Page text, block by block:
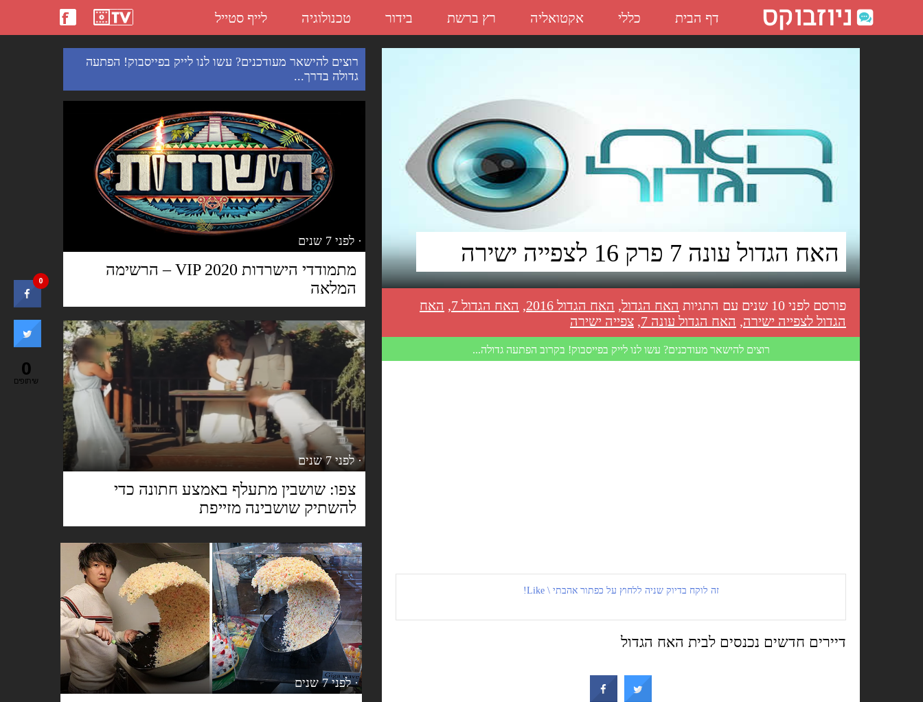
דף הבית כללי אקטואליה רץ ברשת בידור טכנולוגיה לייף סטייל האח הגדול עונה 7 פרק 16 לצפייה ישירה - ניוזבוקס
האח הגדול עונה 7 פרק 16 לצפייה ישירה
פורסם לפני 10 שנים עם התגיות האח הגדול, האח הגדול 2016 , האח הגדול 7 , האח
הגדול לצפייה ישירה, האח הגדול עונה 7 , צפייה ישירה
רוצים להישאר מעודכנים? עשו לנו לייק בפייסבוק! בקרוב הפתעה גדולה...
זה לוקח בדיוק שניה ללחוץ על כפתור אהבתי \ Like!
דיירים חדשים נכנסים לבית האח הגדול
רוצים להישאר מעודכנים? עשו לנו לייק בפייסבוק! הפתעה
גדולה בדרך...
· לפני 7 שנים
מתמודדי הישרדות VIP 2020 – הרשימה
המלאה
· לפני 7 שנים
צפו: שושבין מתעלף באמצע חתונה כדי
להשתיק שושבינה מזייפת
· לפני 7 שנים
0
0
שיתופים